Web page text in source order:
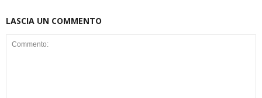
LASCIA UN COMMENTO